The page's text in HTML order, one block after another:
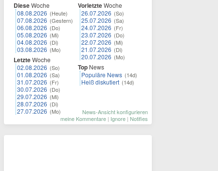
DieseWoche
08.08.2026 (Heute)
07.08.2026 (Gestern)
06.08.2026 (Do)
05.08.2026 (Mi)
04.08.2026 (Di)
03.08.2026 (Mo)
LetzteWoche
02.08.2026 (So)
01.08.2026 (Sa)
31.07.2026 (Fr)
30.07.2026 (Do)
29.07.2026 (Mi)
28.07.2026 (Di)
27.07.2026 (Mo)
VorletzteWoche
26.07.2026 (So)
25.07.2026 (Sa)
24.07.2026 (Fr)
23.07.2026 (Do)
22.07.2026 (Mi)
21.07.2026 (Di)
20.07.2026 (Mo)
Top News
Populäre News (14d)
Heiß diskutiert (14d)
News-Ansicht konfigurieren
meine Kommentare | Ignore | Notifies